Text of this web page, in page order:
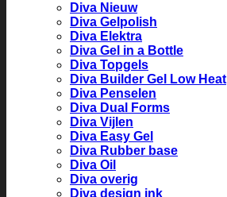
Diva Nieuw
Diva Gelpolish
Diva Elektra
Diva Gel in a Bottle
Diva Topgels
Diva Builder Gel Low Heat
Diva Penselen
Diva Dual Forms
Diva Vijlen
Diva Easy Gel
Diva Rubber base
Diva Oil
Diva overig
Diva design ink